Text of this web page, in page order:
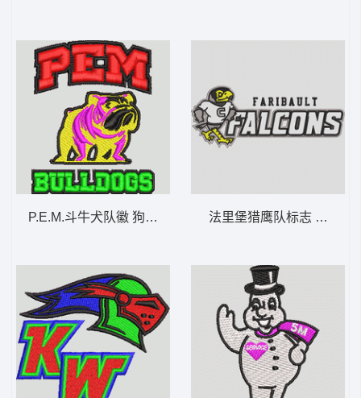
P.E.M.斗牛犬队徽 狗 章仔标志布贴徽章男法里堡猎鹰队标志 章仔标